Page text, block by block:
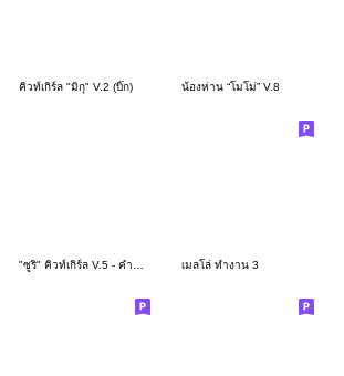
คิวท์เกิร์ล "มิกุ" V.2 (บิ๊ก) น้องห่าน “โมโม่” V.8
"ซูริ" คิวท์เกิร์ล V.5 - คำทำงานสุภาพ เมลโล่ ทำงาน 3